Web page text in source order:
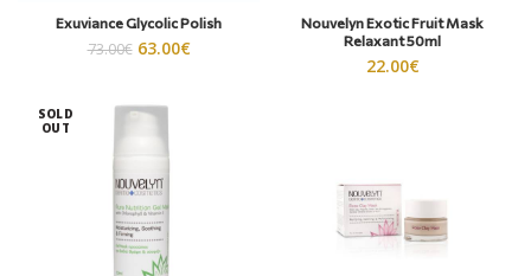
Exuviance Glycolic Polish
73.00€ 63.00€
Nouvelyn Exotic Fruit Mask
Relaxant 50ml
22.00€
SOLD
OUT